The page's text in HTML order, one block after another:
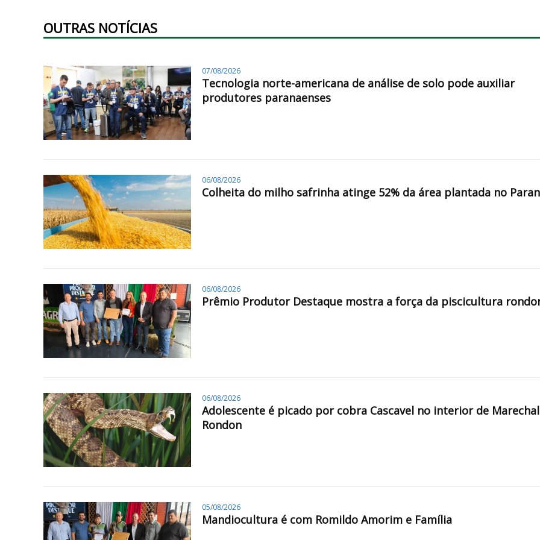
OUTRAS NOTÍCIAS
07/08/2026
Tecnologia norte-americana de análise de solo pode auxiliar
produtores paranaenses
06/08/2026
Colheita do milho safrinha atinge 52% da área plantada no
06/08/2026
Prêmio Produtor Destaque mostra a força da piscicultura
06/08/2026
Adolescente é picado por cobra Cascavel no interior de Marechal
Rondon
05/08/2026
Mandiocultura é com Romildo Amorim e Família